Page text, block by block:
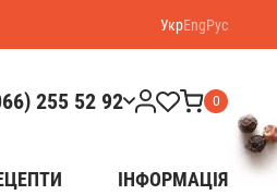
УкрEngРус
255 52 92 0
ІНФОРМАЦІЯ